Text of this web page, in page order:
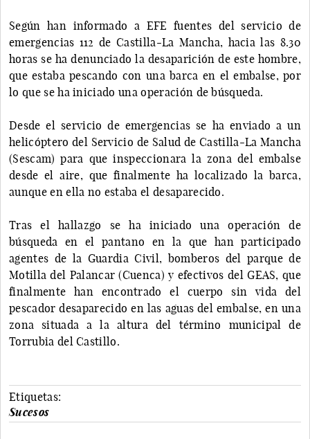
Según han informado a EFE fuentes del servicio de
emergencias 112 de Castilla-La Mancha, hacia las 8.30
horas se ha denunciado la desaparición de este hombre,
que estaba pescando con una barca en el embalse, por
lo que se ha iniciado una operación de búsqueda.
Desde el servicio de emergencias se ha enviado a un
helicóptero del Servicio de Salud de Castilla-La Mancha
(Sescam) para que inspeccionara la zona del embalse
desde el aire, que finalmente ha localizado la barca,
aunque en ella no estaba el desaparecido.
Tras el hallazgo se ha iniciado una operación de
búsqueda en el pantano en la que han participado
agentes de la Guardia Civil, bomberos del parque de
Motilla del Palancar (Cuenca) y efectivos del GEAS, que
finalmente han encontrado el cuerpo sin vida del
pescador desaparecido en las aguas del embalse, en una
zona situada a la altura del término municipal de
Torrubia del Castillo.
Etiquetas:
Sucesos